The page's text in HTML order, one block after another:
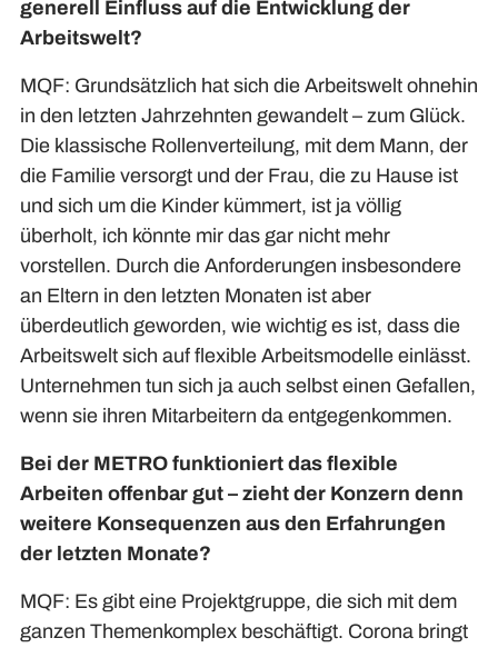
generell Einfluss auf die Entwicklung der
Arbeitswelt?
MQF: Grundsätzlich hat sich die Arbeitswelt ohnehin
in den letzten Jahrzehnten gewandelt – zum Glück.
Die klassische Rollenverteilung, mit dem Mann, der
die Familie versorgt und der Frau, die zu Hause ist
und sich um die Kinder kümmert, ist ja völlig
überholt, ich könnte mir das gar nicht mehr
vorstellen. Durch die Anforderungen insbesondere
an Eltern in den letzten Monaten ist aber
überdeutlich geworden, wie wichtig es ist, dass die
Arbeitswelt sich auf flexible Arbeitsmodelle einlässt.
Unternehmen tun sich ja auch selbst einen Gefallen,
wenn sie ihren Mitarbeitern da entgegenkommen.
Bei der METRO funktioniert das flexible
Arbeiten offenbar gut – zieht der Konzern denn
weitere Konsequenzen aus den Erfahrungen
der letzten Monate?
MQF: Es gibt eine Projektgruppe, die sich mit dem
ganzen Themenkomplex beschäftigt. Corona bringt